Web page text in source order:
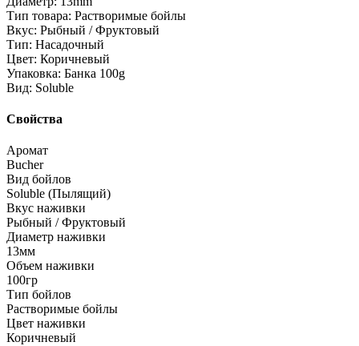
Тип товара: Растворимые бойлы
Вкус: Рыбный / Фруктовый
Тип: Насадочный
Цвет: Коричневый
Упаковка: Банка 100g
Вид: Soluble
Свойства
Аромат
Bucher
Вид бойлов
Soluble (Пылящий)
Вкус наживки
Рыбный / Фруктовый
Диаметр наживки
13мм
Объем наживки
100гр
Тип бойлов
Растворимые бойлы
Цвет наживки
Коричневый